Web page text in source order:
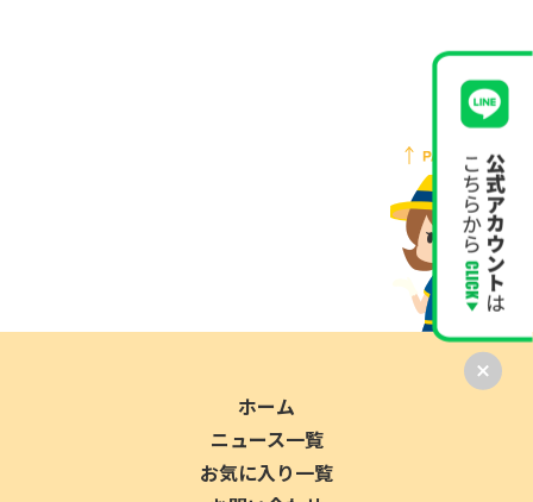
ホーム
ニュース一覧
お気に入り一覧